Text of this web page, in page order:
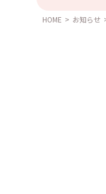
HOME > お知らせ